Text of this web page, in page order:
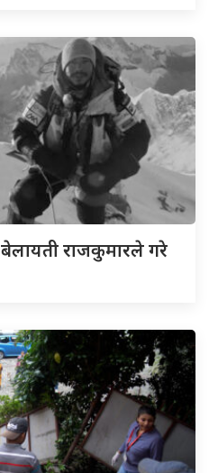
बेलायती राजकुमारले गरे